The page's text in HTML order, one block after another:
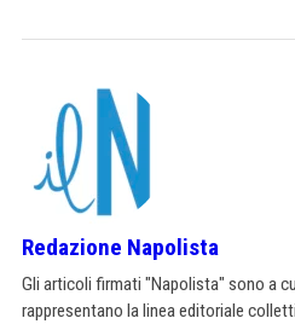
Redazione Napolista
Gli articoli firmati "Napolista" sono a
rappresentano la linea editoriale